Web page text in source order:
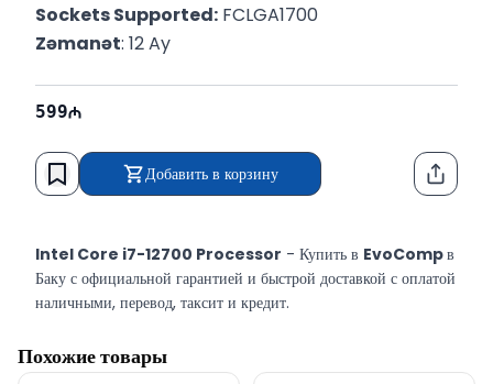
Sockets Supported: FCLGA1700
Zəmanət: 12 Ay
599
Добавить в корзину
Intel Core i7-12700 Processor - Купить в EvoCompв
Баку с официальной гарантией и быстрой доставкой с оплатой
наличными, перевод, таксит и кредит.
Похожие товары